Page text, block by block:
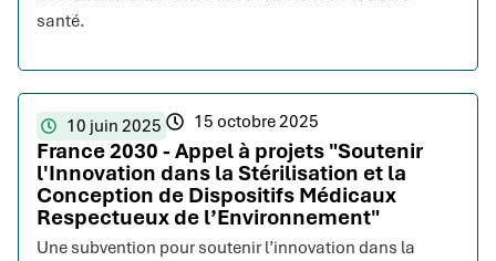
santé.
10 juin 2025 15 octobre 2025
France 2030 - Appel à projets "Soutenir
l'Innovation dans la Stérilisation et la
Conception de Dispositifs Médicaux
Respectueux de l’Environnement"
Une subvention pour soutenir l’innovation dans la